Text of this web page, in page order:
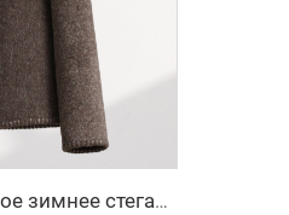
Элегантное женское длинное зимнее стеганое шерстяное пальто с двойным рядом пуговиц из кашемира, декоративной логотипом, однотонное — новая коллекция